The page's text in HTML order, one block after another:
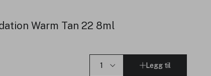
Warm Tan 22 8ml
Legg til